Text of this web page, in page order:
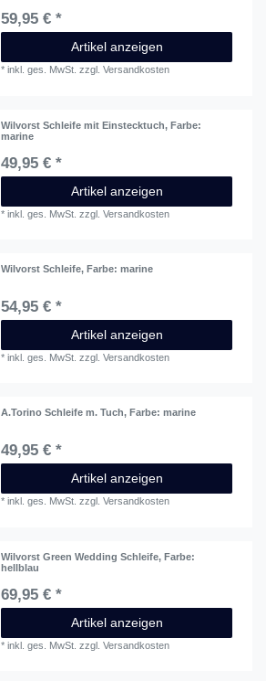
59,95 € *
Artikel anzeigen
*inkl. ges. MwSt. zzgl.Versandkosten
Wilvorst Schleife mit Einstecktuch, Farbe:
marine
49,95 € *
Artikel anzeigen
*inkl. ges. MwSt. zzgl.Versandkosten
Wilvorst Schleife, Farbe: marine
54,95 € *
Artikel anzeigen
*inkl. ges. MwSt. zzgl.Versandkosten
A.Torino Schleife m. Tuch, Farbe: marine
49,95 € *
Artikel anzeigen
*inkl. ges. MwSt. zzgl.Versandkosten
Wilvorst Green Wedding Schleife, Farbe:
hellblau
69,95 € *
Artikel anzeigen
*inkl. ges. MwSt. zzgl.Versandkosten